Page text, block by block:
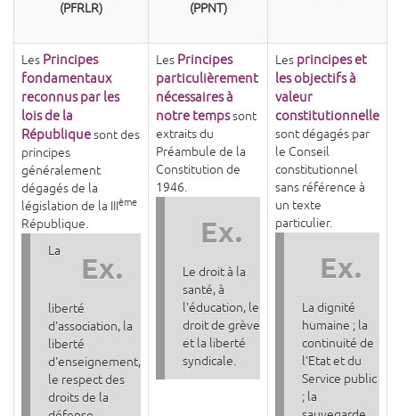
(PFRLR)
(PPNT)
Les Principes
fondamentaux
reconnus par les
lois de la
Républiquesont des
principes
généralement
dégagés de la
législation de la IIIème
République.
Ex.
La
liberté
d'association, la
liberté
d'enseignement,
le respect des
droits de la
Les Principes
particulièrement
nécessaires à
notre tempssont
extraits du
Préambule de la
Constitution de
1946.
Ex.
Le droit à la
santé, à
l'éducation, le
droit de grève
et la liberté
syndicale.
Les principes et
les objectifs à
valeur
constitutionnelle
sont dégagés par
le Conseil
constitutionnel
sans référence à
un texte
particulier.
Ex.
La dignité
humaine ; la
continuité de
l'Etat et du
Service public
; la